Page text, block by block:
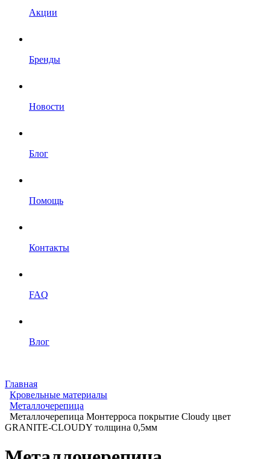
Акции
Бренды
Новости
Блог
Помощь
Контакты
FAQ
Влог
Главная
Кровельные материалы
Металлочерепица
Металлочерепица Монтерроса покрытие Cloudy цвет
GRANITE-CLOUDY толщина 0,5мм